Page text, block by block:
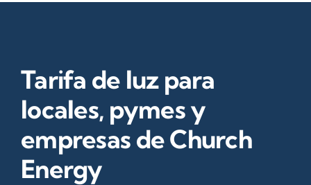
Tarifa de luz para
locales, pymes y
empresas de Church
Energy